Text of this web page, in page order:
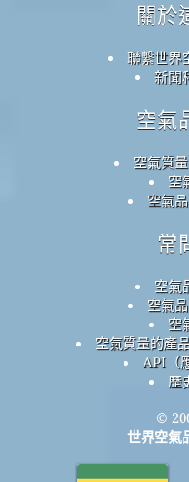
關於
聯繫世界
新聞
空氣
空氣質
空
空氣
常
空氣
空氣
空
空氣質量的產
API（
歷
©
世界空氣